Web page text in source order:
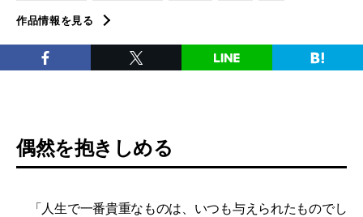
作品情報を見る
偶然を抱きしめる
「人生で一番貴重なものは、いつも与えられたものでし